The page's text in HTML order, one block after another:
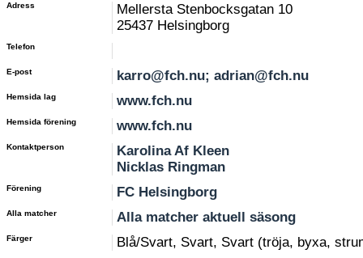
Adress
Mellersta Stenbocksgatan 10
25437 Helsingborg
Telefon
E-post karro@fch.nu; adrian@fch.nu
Hemsida lag www.fch.nu
Hemsida förening www.fch.nu
Kontaktperson
Karolina Af Kleen
Nicklas Ringman
Förening FC Helsingborg
Alla matcher Alla matcher aktuell säsong
Färger Blå/Svart, Svart, Svart (tröja, byxa,